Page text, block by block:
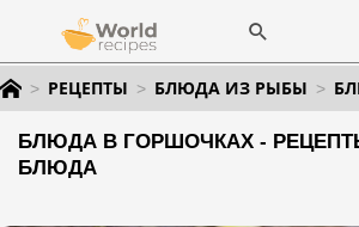
РЕЦЕПТЫ БЛЮДА ИЗ РЫБЫ
БЛЮДА В ГОРШОЧКАХ -
БЛЮДА